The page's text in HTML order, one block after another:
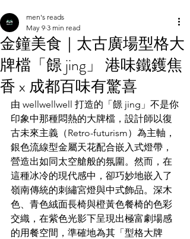
金鐘美食｜太古廣場型格大
牌檔「䭘 jing」 港味鐵鑊焦
香 x 成都百味有驚喜
men's reads
May 9 3 min read
由 wellwellwell 打造的「䭘 jing」不是你
印象中那種悶熱的大牌檔，設計師以復
古未來主義（Retro-futurism）為主軸，
銀色流線型金屬天花配合嵌入式燈帶，
營造出如同太空艙般的氛圍。然而，在
這種冰冷的現代感中，卻巧妙地嵌入了
嶺南傳統的刺繡宮燈與中式飾品。深木
色、青色絨面長椅與橙黃色餐椅的色彩
交織，在紫色光影下呈現出極富劇場感
的用餐空間，準確地為其「型格大牌